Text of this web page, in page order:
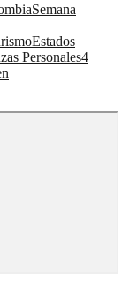
Semana
Estados
Personales4